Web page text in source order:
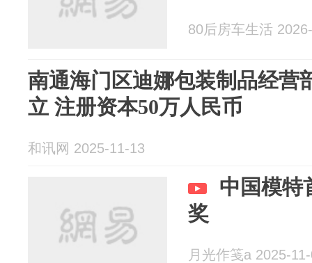
80后房车生活
南通海门区迪娜包装制品经营
立 注册资本50万人民币
和讯网 2025-11-13
中国模特
奖
月光作笺a 2025-